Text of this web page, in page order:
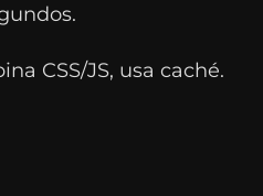
CSS/JS, usa caché.